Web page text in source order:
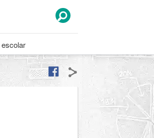
escolar